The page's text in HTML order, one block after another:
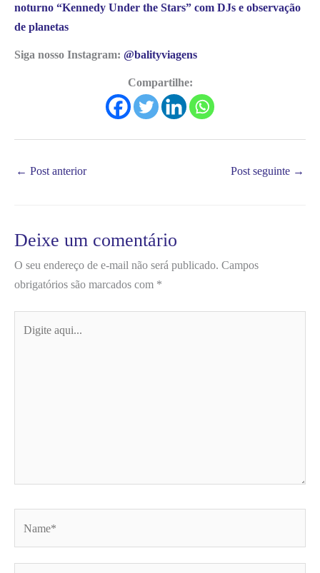
noturno “Kennedy Under the Stars” com DJs e observação
de planetas
Siga nosso Instagram: @balityviagens
Compartilhe:
← Post anterior Post seguinte →
Deixe um comentário
O seu endereço de e-mail não será publicado. Campos
obrigatórios são marcados com *
aqui...